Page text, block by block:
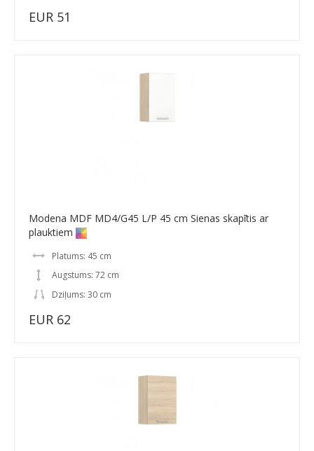
EUR 51
Modena MDF MD4/G45 L/P 45 cm Sienas skapītis ar
plauktiem
Platums: 45 cm
Augstums: 72 cm
Dziļums: 30 cm
EUR 62